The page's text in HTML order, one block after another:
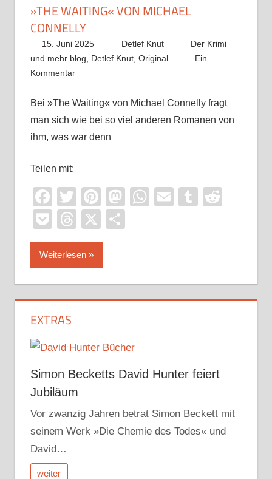
»THE WAITING« VON MICHAEL
CONNELLY
15. Juni 2025 Detlef Knut
Der Krimi
und mehr blog
Detlef Knut, Original
Ein
Kommentar
Bei »The Waiting« von Michael Connelly fragt
man sich wie bei so viel anderen Romanen von
ihm, was war denn
Teilen mit:
Facebook
TwitterPinterest
Mastodon
WhatsApp
EmailTumblr
PocketThreads
X
Weiterlesen
EXTRAS
Simon Becketts David Hunter feiert
Jubiläum
Vor zwanzig Jahren betrat Simon Beckett mit
seinem Werk »Die Chemie des Todes« und
David…
weiter